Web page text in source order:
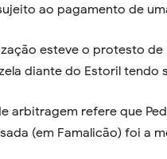
ao pagamento de
esteve o protesto
diante do Estoril tendo
arbitragem refere que
(em Famalicão) foi a